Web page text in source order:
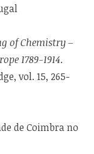
of Chemistry –
1789-1914.
vol. 15, 265-
de Coimbra no